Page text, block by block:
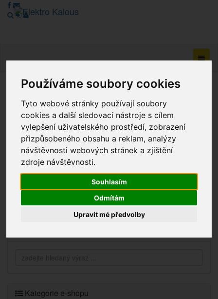
Používáme soubory cookies
Tyto webové stránky používají soubory
cookies a další sledovací nástroje s cílem
vylepšení uživatelského prostředí, zobrazení
přizpůsobeného obsahu a reklam, analýzy
návštěvnosti webových stránek a zjištění
zdroje návštěvnosti.
Souhlasím
Odmítám
Upravit mé předvolby
režimu Katalogu. Objednávky on-line nyní nelze vyřídit.
Děkujeme za pochopení.
Výprodej
Novinky
Kategorie e-shopu